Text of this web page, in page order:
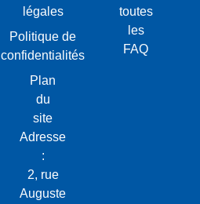
légales
Politique de
confidentialités
Plan
du
site
Adresse
:
2, rue
Auguste
toutes
les
FAQ